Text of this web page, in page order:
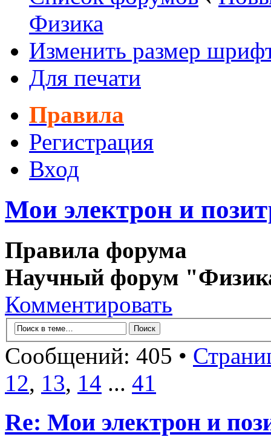
Физика
Изменить размер
Для печати
Правила
Регистрация
Вход
Мои электрон и
Правила форума
Научный форум
Комментировать
Сообщений: 405 •
12, 13, 14 ... 41
Re: Мои электрон и